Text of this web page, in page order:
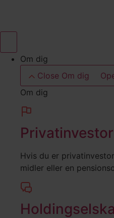
indhold
Om dig
Close Om dig
Om dig
Privatinvestor
Hvis du er
midler eller en